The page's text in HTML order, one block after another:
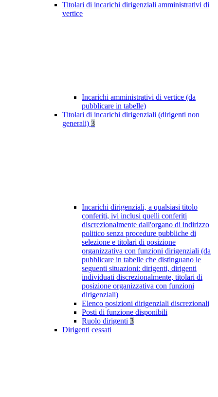
Titolari di incarichi dirigenziali amministrativi di
vertice
Incarichi amministrativi di vertice (da
pubblicare in tabelle)
Titolari di incarichi dirigenziali (dirigenti non
generali) 3
Incarichi dirigenziali, a qualsiasi titolo
conferiti, ivi inclusi quelli conferiti
discrezionalmente dall'organo di indirizzo
politico senza procedure pubbliche di
selezione e titolari di posizione
organizzativa con funzioni dirigenziali (da
pubblicare in tabelle che distinguano le
seguenti situazioni: dirigenti, dirigenti
individuati discrezionalmente, titolari di
posizione organizzativa con funzioni
dirigenziali)
Elenco posizioni dirigenziali discrezionali
Posti di funzione disponibili
Ruolo dirigenti 3
Dirigenti cessati